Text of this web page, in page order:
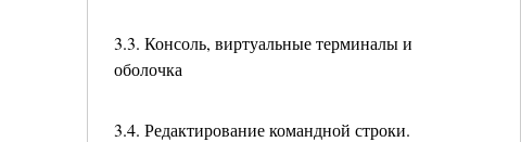
3.3. Консоль, виртуальные терминалы и
оболочка
3.4. Редактирование командной строки.